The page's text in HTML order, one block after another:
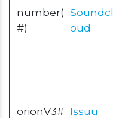
number(
#)
Soundcl
oud
orionV3# Issuu